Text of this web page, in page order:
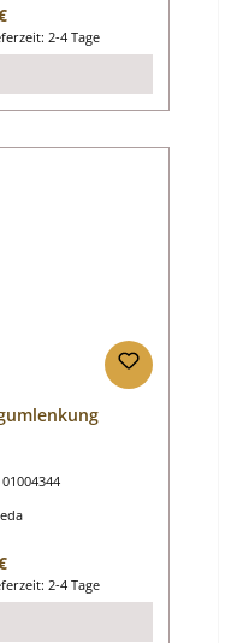
Preis:
2-4 Tage
01004344
Preis:
2-4 Tage